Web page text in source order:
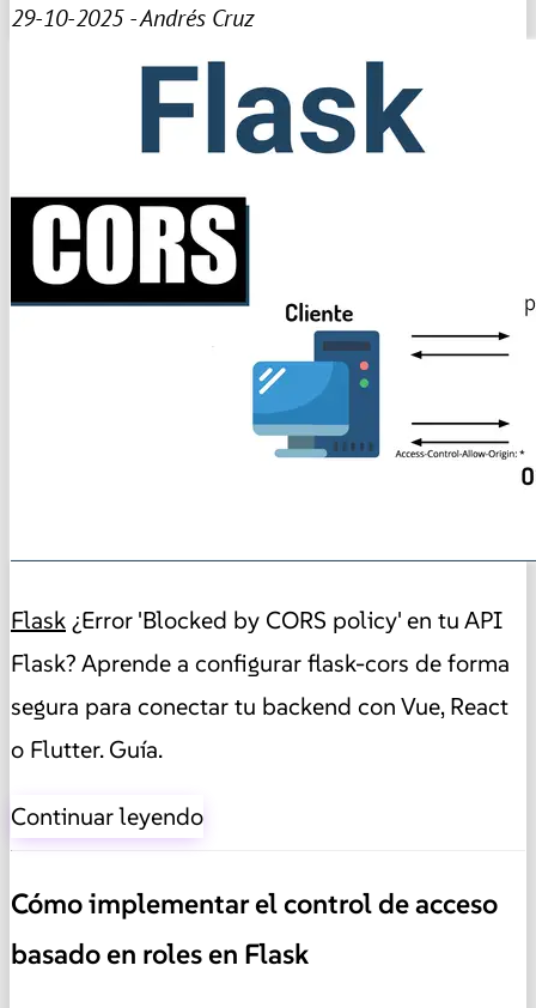
29-10-2025 - Andrés Cruz
Flask¿Error 'Blocked by CORS policy' en tu API
Flask? Aprende a configurar flask-cors de forma
segura para conectar tu backend con Vue, React
o Flutter. Guía.
Continuar leyendo
Cómo implementar el control de acceso
basado en roles en Flask